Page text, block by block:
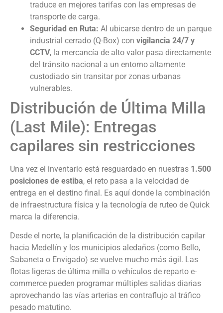
traduce en mejores tarifas con las empresas de
transporte de carga.
Seguridad en Ruta: Al ubicarse dentro de un parque
industrial cerrado (Q-Box) con vigilancia 24/7 y
CCTV, la mercancía de alto valor pasa directamente
del tránsito nacional a un entorno altamente
custodiado sin transitar por zonas urbanas
vulnerables.
Distribución de Última Milla
(Last Mile): Entregas
capilares sin restricciones
Una vez el inventario está resguardado en nuestras 1.500
posiciones de estiba, el reto pasa a la velocidad de
entrega en el destino final. Es aquí donde la combinación
de infraestructura física y la tecnología de ruteo de Quick
marca la diferencia.
Desde el norte, la planificación de la distribución capilar
hacia Medellín y los municipios aledaños (como Bello,
Sabaneta o Envigado) se vuelve mucho más ágil. Las
flotas ligeras de última milla o vehículos de reparto e-
commerce pueden programar múltiples salidas diarias
aprovechando las vías arterias en contraflujo al tráfico
pesado matutino.